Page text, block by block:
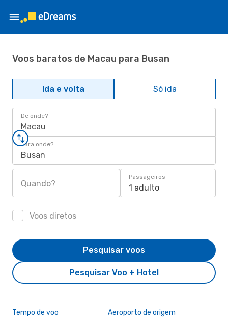
Voos baratos de Macau para Busan
Ida e volta Só ida
De onde?
Macau
Para onde?
Busan
Quando?
Passageiros
1 adulto
Voos diretos
Pesquisar Voo + Hotel
Pesquisar voos
Tempo de voo Aeroporto de origem